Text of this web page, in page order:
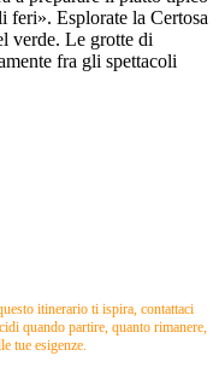
feri». Esplorate la Certosa
verde. Le grotte di
fra gli spettacoli
itinerario ti ispira, contattaci
quando partire, quanto rimanere,
tue esigenze.